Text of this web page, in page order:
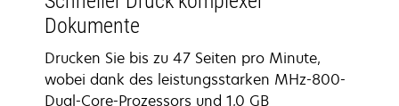
Dokumente
Drucken Sie bis zu 47 Seiten pro Minute,
wobei dank des leistungsstarken MHz-800-
Dual-Core-Prozessors und 1,0 GB